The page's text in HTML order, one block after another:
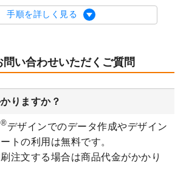
を公開いたしました。
2024年版1月始まりのカレンダーデザイン
オリジナルサイズ、変型サイズで作成でき
るようになりました！
チケットのデザインテンプレートを追加し
ました。
【新商品】チケット
が作成できるようにな
りました！
美容・エステのチラシデザインテンプレー
トを追加しました。
手順を詳しく見る
問い合わせいただくご質問
りますか？
®デザインでのデータ作成やデザイン
トの利用は無料です。
注文する場合は商品代金がかかり